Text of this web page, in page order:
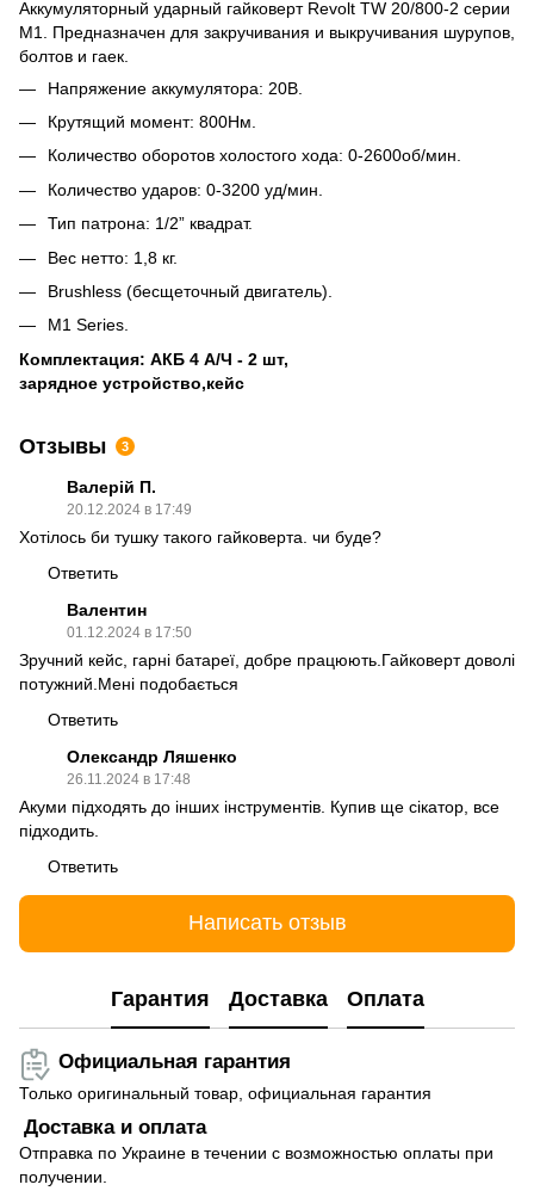
Аккумуляторный ударный гайковерт Revolt TW 20/800-2 серии
М1. Предназначен для закручивания и выкручивания шурупов,
болтов и гаек.
Напряжение аккумулятора: 20В.
Крутящий момент: 800Нм.
Количество оборотов холостого хода: 0-2600об/мин.
Количество ударов: 0-3200 уд/мин.
Тип патрона: 1/2” квадрат.
Вес нетто: 1,8 кг.
Brushless (бесщеточный двигатель).
M1 Series.
Комплектация: АКБ 4 А/Ч - 2 шт,
зарядное устройство,кейс
Отзывы 3
Валерій П.
20.12.2024 в 17:49
Хотілось би тушку такого гайковерта. чи буде?
Ответить
Валентин
01.12.2024 в 17:50
Зручний кейс, гарні батареї, добре працюють.Гайковерт доволі
потужний.Мені подобається
Ответить
Олександр Ляшенко
26.11.2024 в 17:48
Акуми підходять до інших інструментів. Купив ще сікатор, все
підходить.
Ответить
Написать отзыв
Гарантия Доставка Оплата
Официальная гарантия
Только оригинальный товар, официальная гарантия
Доставка и оплата
Отправка по Украине в течении с возможностью оплаты при
получении.